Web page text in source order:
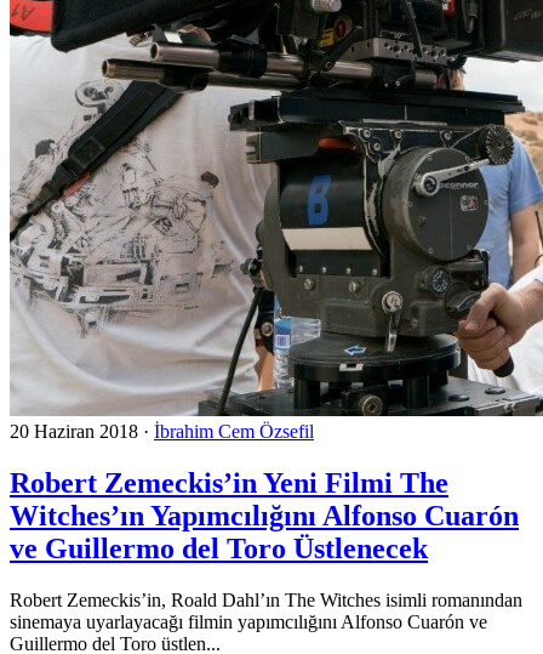
20 Haziran 2018 · İbrahim Cem Özsefil
Robert Zemeckis’in Yeni Filmi The
Witches’ın Yapımcılığını Alfonso Cuarón
ve Guillermo del Toro Üstlenecek
Robert Zemeckis’in, Roald Dahl’ın The Witches isimli romanından
sinemaya uyarlayacağı filmin yapımcılığını Alfonso Cuarón ve
Guillermo del Toro üstlen...